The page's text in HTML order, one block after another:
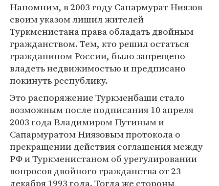
Напомним, в 2003 году Сапармурат Ниязов
своим указом лишил жителей
Туркменистана права обладать двойным
гражданством. Тем, кто решил остаться
гражданином России, было запрещено
владеть недвижимостью и предписано
покинуть республику.
Это распоряжение Туркменбаши стало
возможным после подписания 10 апреля
2003 года Владимиром Путиным и
Сапармуратом Ниязовым протокола о
прекращении действия соглашения между
РФ и Туркменистаном об урегулировании
вопросов двойного гражданства от 23
декабря 1993 года. Тогда же стороны